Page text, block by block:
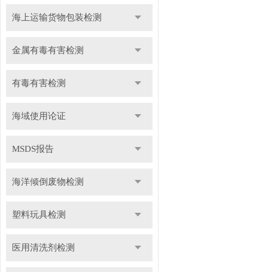
海上运输货物包装检测
金属有毒有害检测
有毒有害检测
海域使用论证
MSDS报告
海洋倾倒废物检测
塑料玩具检测
医用清洗剂检测